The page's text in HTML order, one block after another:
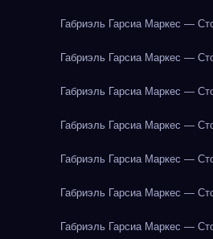
Габриэль Гарсиа Маркес —
Габриэль Гарсиа Маркес —
Габриэль Гарсиа Маркес —
Габриэль Гарсиа Маркес —
Габриэль Гарсиа Маркес —
Габриэль Гарсиа Маркес —
Габриэль Гарсиа Маркес —